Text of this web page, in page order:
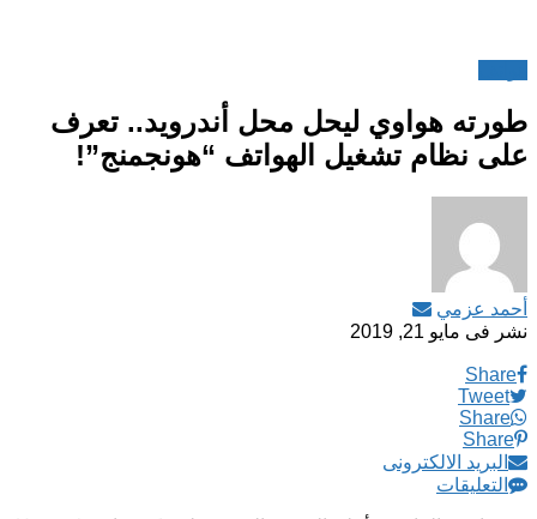
طورته هواوي ليحل محل أندرويد.. تعرف
على نظام تشغيل الهواتف “هونجمنج”!
أحمد عزمي
نشر فى مايو 21, 2019
Share
Tweet
Share
Share
البريد الالكترونى
التعليقات